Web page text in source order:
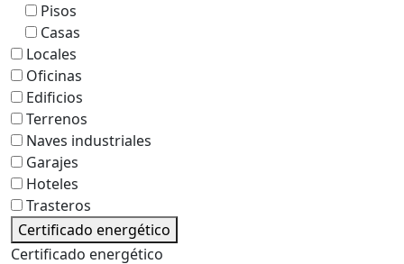
Pisos
Casas
Locales
Oficinas
Edificios
Terrenos
Naves industriales
Garajes
Hoteles
Trasteros
Certificado energético
Certificado energético